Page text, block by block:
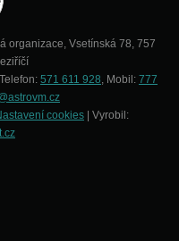
organizace, Vsetínská 78, 757
571 611 928, Mobil: 777
cookies | Vyrobil: